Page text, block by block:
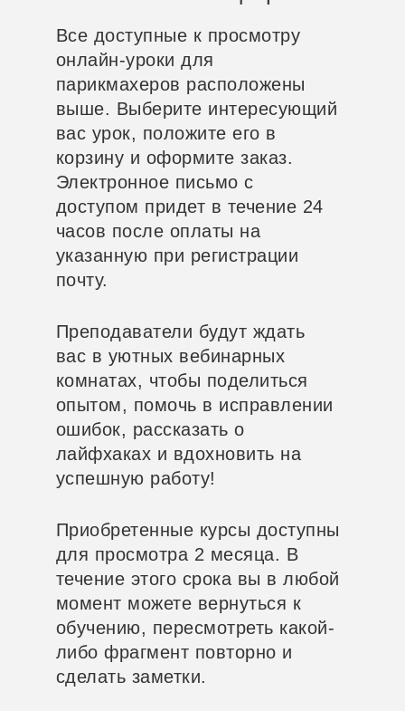
Все доступные к просмотру
онлайн-уроки для
парикмахеров расположены
выше. Выберите интересующий
вас урок, положите его в
корзину и оформите заказ.
Электронное письмо с
доступом придет в течение 24
часов после оплаты на
указанную при регистрации
почту.
Преподаватели будут ждать
вас в уютных вебинарных
комнатах, чтобы поделиться
опытом, помочь в исправлении
ошибок, рассказать о
лайфхаках и вдохновить на
успешную работу!
Приобретенные курсы доступны
для просмотра 2 месяца. В
течение этого срока вы в любой
момент можете вернуться к
обучению, пересмотреть какой-
либо фрагмент повторно и
сделать заметки.